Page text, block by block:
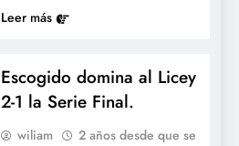
Leer más
Escogido domina al Licey
2-1 la Serie Final.
wiliam
2 años desde que se